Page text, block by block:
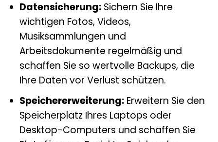
Datensicherung:Sichern Sie Ihre
wichtigen Fotos, Videos,
Musiksammlungen und
Arbeitsdokumente regelmäßig und
schaffen Sie so wertvolle Backups, die
Ihre Daten vor Verlust schützen.
Speichererweiterung:Erweitern Sie den
Speicherplatz Ihres Laptops oder
Desktop-Computers und schaffen Sie